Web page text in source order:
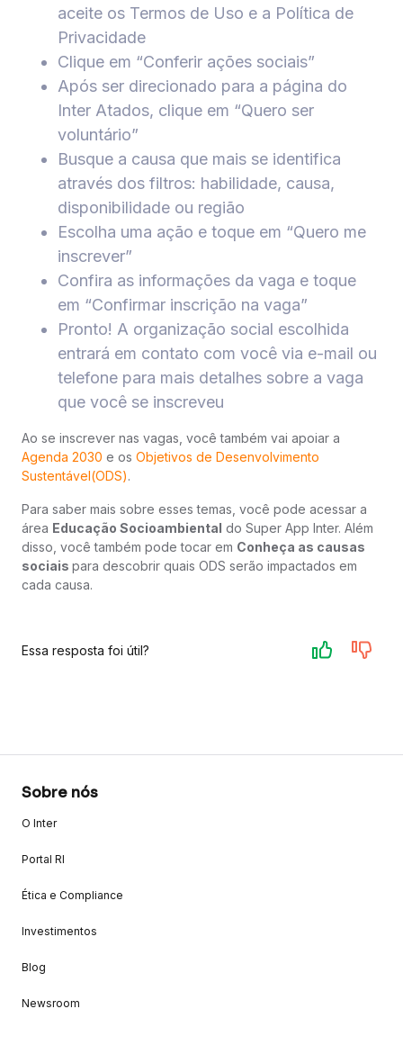
aceite os Termos de Uso e a Política de
Privacidade
Clique em “Conferir ações sociais”
Após ser direcionado para a página do
Inter Atados, clique em “Quero ser
voluntário”
Busque a causa que mais se identifica
através dos filtros: habilidade, causa,
disponibilidade ou região
Escolha uma ação e toque em “Quero me
inscrever”
Confira as informações da vaga e toque
em “Confirmar inscrição na vaga”
Pronto! A organização social escolhida
entrará em contato com você via e-mail ou
telefone para mais detalhes sobre a vaga
que você se inscreveu
Ao se inscrever nas vagas, você também vai apoiar a
Agenda 2030 e os Objetivos de Desenvolvimento
Sustentável(ODS).
Para saber mais sobre esses temas, você pode acessar a
área Educação Socioambiental do Super App Inter. Além
disso, você também pode tocar em Conheça as causas
sociais para descobrir quais ODS serão impactados em
cada causa.
Essa resposta foi útil?
Sobre nós
O Inter
Portal RI
Ética e Compliance
Investimentos
Blog
Newsroom